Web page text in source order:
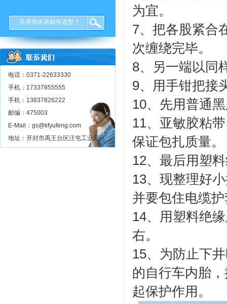
无塔供水器如何选型？
电话：0371-22633330
手机：17337855555
手机：13837826222
邮编：475003
E-Mail：gs@kfyufeng.com
地址：开封市禹王台区汪屯工业园区
为宜。
7、把各股紧合
次缠绕完毕。
8、另一端以同
9、用手钳把接
10、先用普通
11、亚敏胶粘
保证包扎质量。
12、最后用塑
13、现整理好
并要包住电缆
14、用塑料绝
右。
15、为防止下
的自行车内胎
起保护作用。